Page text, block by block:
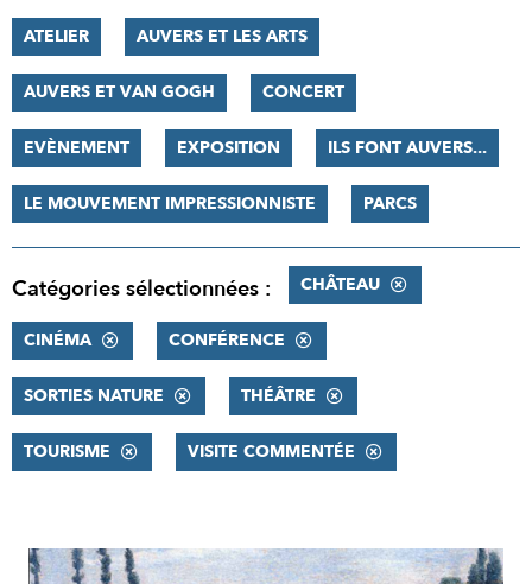
ATELIER AUVERS ET LES ARTS
AUVERS ET VAN GOGH CONCERT
EVÈNEMENT EXPOSITION ILS FONT AUVERS...
LE MOUVEMENT IMPRESSIONNISTE PARCS
Catégories sélectionnées : CHÂTEAU
CINÉMA CONFÉRENCE
SORTIES NATURE THÉÂTRE
TOURISME VISITE COMMENTÉE
RÉSULTATS